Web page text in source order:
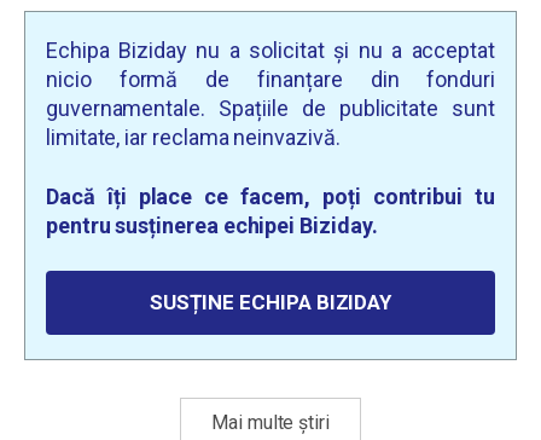
Echipa Biziday nu a solicitat și nu a acceptat
nicio formă de finanțare din fonduri
guvernamentale. Spațiile de publicitate sunt
limitate, iar reclama neinvazivă.
Dacă îți place ce facem, poți contribui tu
pentru susținerea echipei Biziday.
SUSȚINE ECHIPA BIZIDAY
Mai multe știri